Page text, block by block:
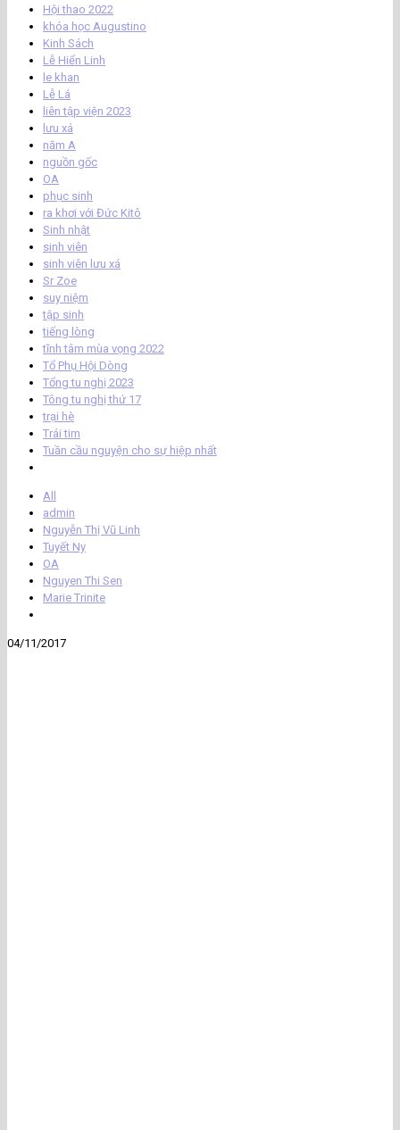
Hội thao 2022
khóa học Augustino
Kinh Sách
Lễ Hiển Linh
le khan
Lễ Lá
liên tập viện 2023
lưu xá
năm A
nguồn gốc
OA
phục sinh
ra khơi với Đức Kitô
Sinh nhật
sinh viên
sinh viên lưu xá
Sr Zoe
suy niệm
tập sinh
tiếng lòng
tĩnh tâm mùa vọng 2022
Tổ Phụ Hội Dòng
Tổng tu nghị 2023
Tông tu nghị thứ 17
trại hè
Trái tim
Tuần cầu nguyện cho sự hiệp nhất
All
admin
Nguyễn Thị Vũ Linh
Tuyết Ny
OA
Nguyen Thi Sen
Marie Trinite
04/11/2017